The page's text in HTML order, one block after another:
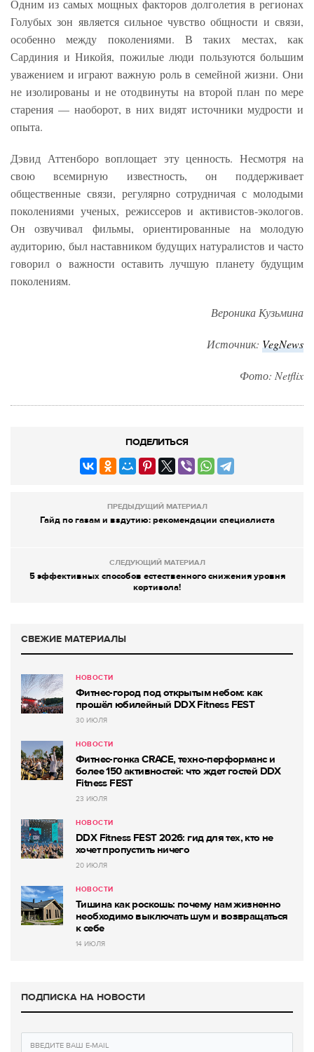
Одним из самых мощных факторов долголетия в регионах
Голубых зон является сильное чувство общности и связи,
особенно между поколениями. В таких местах, как
Сардиния и Никойя, пожилые люди пользуются большим
уважением и играют важную роль в семейной жизни. Они
не изолированы и не отодвинуты на второй план по мере
старения — наоборот, в них видят источники мудрости и
опыта.
Дэвид Аттенборо воплощает эту ценность. Несмотря на
свою всемирную известность, он поддерживает
общественные связи, регулярно сотрудничая с молодыми
поколениями ученых, режиссеров и активистов-экологов.
Он озвучивал фильмы, ориентированные на молодую
аудиторию, был наставником будущих натуралистов и часто
говорил о важности оставить лучшую планету будущим
поколениям.
Вероника Кузьмина
Источник: VegNews
Фото: Netflix
ПОДЕЛИТЬСЯ
ПРЕДЫДУЩИЙ МАТЕРИАЛ
Гайд по газам и вздутию: рекомендации специалиста
СЛЕДУЮЩИЙ МАТЕРИАЛ
5 эффективных способов естественного снижения уровня
кортизола!
СВЕЖИЕ МАТЕРИАЛЫ
НОВОСТИ
Фитнес-город под открытым небом: как
прошёл юбилейный DDX Fitness FEST
30 ИЮЛЯ
НОВОСТИ
Фитнес-гонка CRACE, техно-перформанс и
более 150 активностей: что ждет гостей DDX
Fitness FEST
23 ИЮЛЯ
НОВОСТИ
DDX Fitness FEST 2026: гид для тех, кто не
хочет пропустить ничего
20 ИЮЛЯ
НОВОСТИ
Тишина как роскошь: почему нам жизненно
необходимо выключать шум и возвращаться
к себе
14 ИЮЛЯ
ПОДПИСКА НА НОВОСТИ